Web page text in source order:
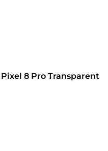
8 Pro Transparent